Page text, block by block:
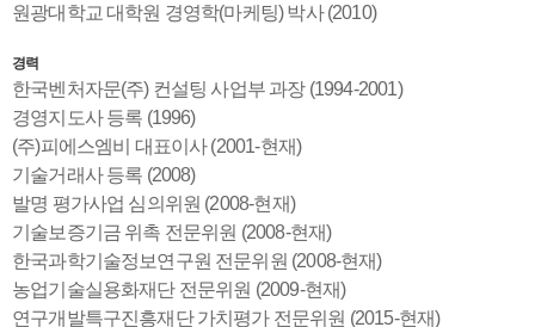
원광대학교 대학원 경영학(마케팅) 박사 (2010)
경력
한국벤처자문(주) 컨설팅 사업부 과장 (1994-2001)
경영지도사 등록 (1996)
(주)피에스엠비 대표이사 (2001-현재)
기술거래사 등록 (2008)
발명 평가사업 심의위원 (2008-현재)
기술보증기금 위촉 전문위원 (2008-현재)
한국과학기술정보연구원 전문위원 (2008-현재)
농업기술실용화재단 전문위원 (2009-현재)
연구개발특구진흥재단 가치평가 전문위원 (2015-현재)